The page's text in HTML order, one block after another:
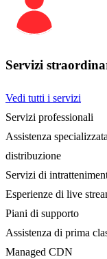
Servizi
Vedi tutti i servizi
Servizi professionali
Assistenza
distribuzione
Servizi di
Esperienze di live
Piani di supporto
Assistenza di prima
Managed CDN